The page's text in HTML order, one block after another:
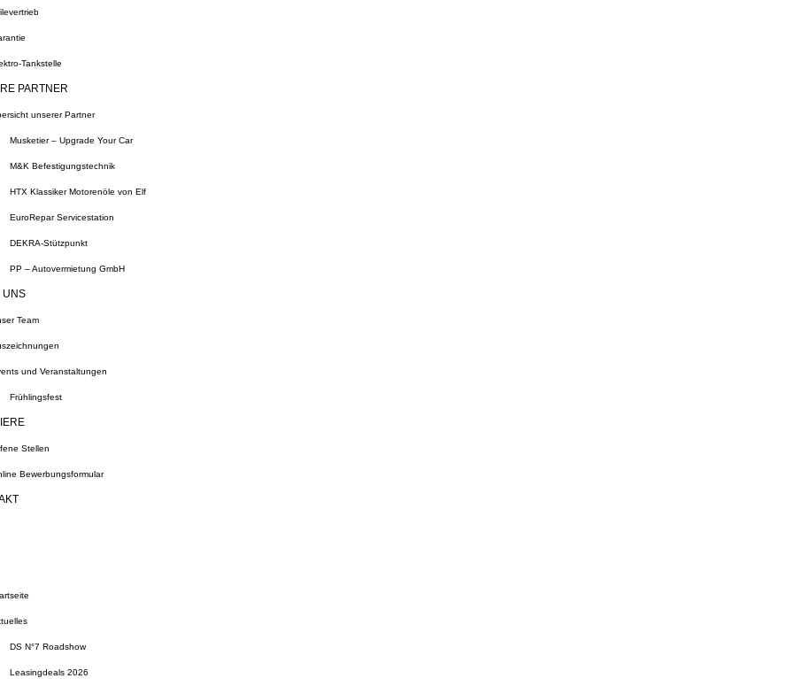
Tankstelle
PARTNER
unserer Partner
Musketier – Upgrade Your Car
M&K Befestigungstechnik
HTX Klassiker Motorenöle von Elf
EuroRepar Servicestation
DEKRA-Stützpunkt
PP – Autovermietung GmbH
UNS
Team
und Veranstaltungen
Frühlingsfest
Stellen
Bewerbungsformular
DS N°7 Roadshow
Leasingdeals 2026